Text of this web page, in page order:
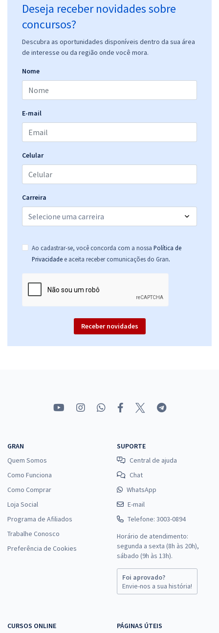
Deseja receber novidades sobre
concursos?
Descubra as oportunidades disponíveis dentro da sua área
de interesse ou da região onde você mora.
Nome
E-mail
Celular
Carreira
Ao cadastrar-se, você concorda com a nossa Política de
Privacidade e aceita receber comunicações do Gran.
Receber novidades
GRAN
Quem Somos
Como Funciona
Como Comprar
Loja Social
Programa de Afiliados
Trabalhe Conosco
Preferência de Cookies
SUPORTE
Central de ajuda
Chat
WhatsApp
E-mail
Telefone: 3003-0894
Horário de atendimento:
segunda a sexta (8h às 20h),
sábado (9h às 13h).
Foi aprovado?
Envie-nos a sua história!
CURSOS ONLINE PÁGINAS ÚTEIS